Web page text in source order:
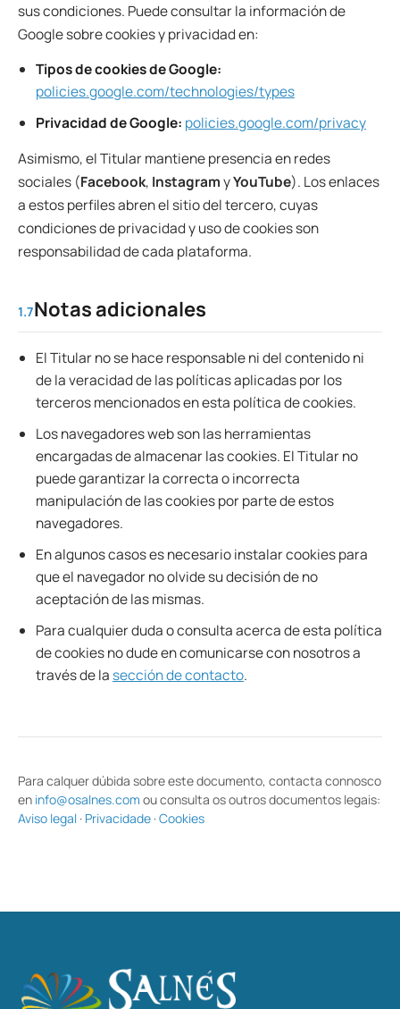
sus condiciones. Puede consultar la información de
Google sobre cookies y privacidad en:
Tipos de cookies de Google:
policies.google.com/technologies/types
Privacidad de Google: policies.google.com/privacy
Asimismo, el Titular mantiene presencia en redes
sociales (Facebook, InstagramyYouTube). Los enlaces
a estos perfiles abren el sitio del tercero, cuyas
condiciones de privacidad y uso de cookies son
responsabilidad de cada plataforma.
1.7Notas adicionales
El Titular no se hace responsable ni del contenido ni
de la veracidad de las políticas aplicadas por los
terceros mencionados en esta política de cookies.
Los navegadores web son las herramientas
encargadas de almacenar las cookies. El Titular no
puede garantizar la correcta o incorrecta
manipulación de las cookies por parte de estos
navegadores.
En algunos casos es necesario instalar cookies para
que el navegador no olvide su decisión de no
aceptación de las mismas.
Para cualquier duda o consulta acerca de esta política
de cookies no dude en comunicarse con nosotros a
través de lasección de contacto.
Para calquer dúbida sobre este documento, contacta connosco
en info@osalnes.com ou consulta os outros documentos legais:
Aviso legal · Privacidade ·Cookies